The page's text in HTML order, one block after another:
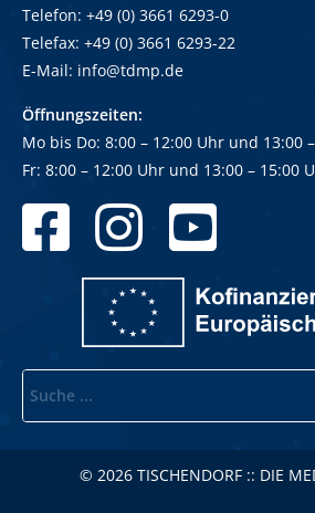
Telefon: +49 (0) 3661 6293-0
Telefax: +49 (0) 3661 6293-22
E-Mail: info@tdmp.de
Öffnungszeiten:
Mo bis Do: 8:00 – 12:00 Uhr und 13:00 –
Fr: 8:00 – 12:00 Uhr und 13:00 – 15:00
© 2026 TISCHENDORF :: DIE